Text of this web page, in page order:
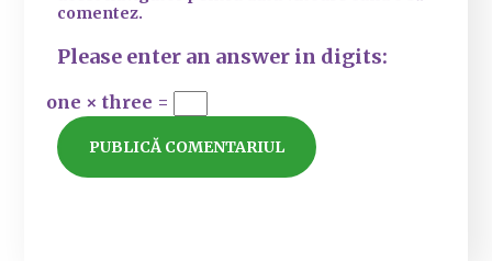
comentez.
Please enter an answer in digits:
one × three =